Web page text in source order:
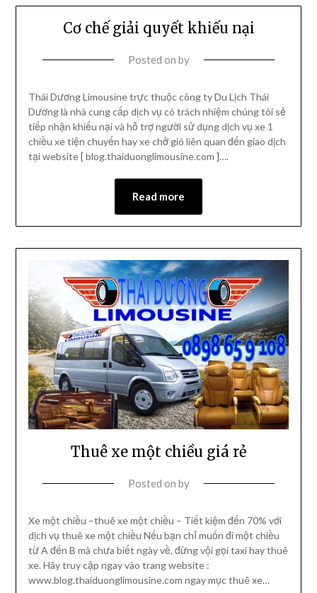
Cơ chế giải quyết khiếu nại
Posted on by
Thái Dương Limousine trực thuộc công ty Du Lịch Thái
Dương là nhà cung cấp dịch vụ có trách nhiệm chúng tôi sẻ
tiếp nhận khiếu nại và hỗ trợ người sử dụng dịch vụ xe 1
chiều xe tiện chuyến hay xe chở gió liên quan đến giao dịch
tại website [ blog.thaiduonglimousine.com ]….
Read more
Thuê xe một chiều giá rẻ
Posted on by
Xe một chiều –thuê xe một chiều – Tiết kiệm đến 70% với
dịch vụ thuê xe một chiều Nếu bạn chỉ muốn đi một chiều
từ A đến B mà chưa biết ngày về, đừng vội gọi taxi hay thuê
xe. Hãy truy cập ngay vào trang website :
www.blog.thaiduonglimousine.com ngay mục thuê xe…